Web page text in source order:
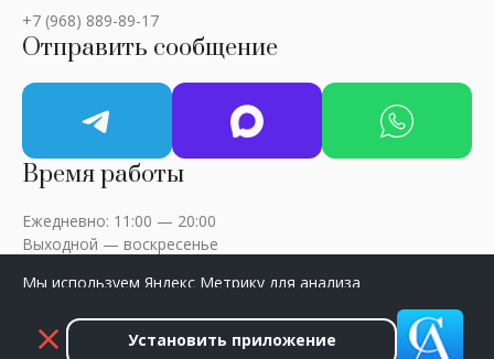
+7 (968) 889-89-17
Отправить сообщение
Время работы
Ежедневно: 11:00 — 20:00
Выходной — воскресенье
ART-CRITIC © 2018 - 2026 / Все права защищены
Установить приложение
Мы используем Яндекс Метрику для анализа
разрешить сбор данных.